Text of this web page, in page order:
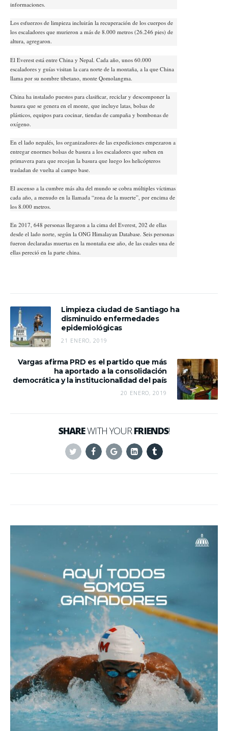
informaciones.
Los esfuerzos de limpieza incluirán la recuperación de los cuerpos de
los escaladores que murieron a más de 8.000 metros (26.246 pies) de
altura, agregaron.
El Everest está entre China y Nepal. Cada año, unos 60.000
escaladores y guías visitan la cara norte de la montaña, a la que China
llama por su nombre tibetano, monte Qomolangma.
China ha instalado puestos para clasificar, reciclar y descomponer la
basura que se genera en el monte, que incluye latas, bolsas de
plásticos, equipos para cocinar, tiendas de campaña y bombonas de
oxígeno.
En el lado nepalés, los organizadores de las expediciones empezaron a
entregar enormes bolsas de basura a los escaladores que suben en
primavera para que recojan la basura que luego los helicópteros
trasladan de vuelta al campo base.
El ascenso a la cumbre más alta del mundo se cobra múltiples víctimas
cada año, a menudo en la llamada “zona de la muerte”, por encima de
los 8.000 metros.
En 2017, 648 personas llegaron a la cima del Everest, 202 de ellas
desde el lado norte, según la ONG Himalayan Database. Seis personas
fueron declaradas muertas en la montaña ese año, de las cuales una de
ellas pereció en la parte china.
Limpieza ciudad de Santiago ha
disminuido enfermedades
epidemiológicas
21 ENERO, 2019
Vargas afirma PRD es el partido que más
ha aportado a la consolidación
democrática y la institucionalidad del país
20 ENERO, 2019
SHAREWITH YOUR FRIENDS!